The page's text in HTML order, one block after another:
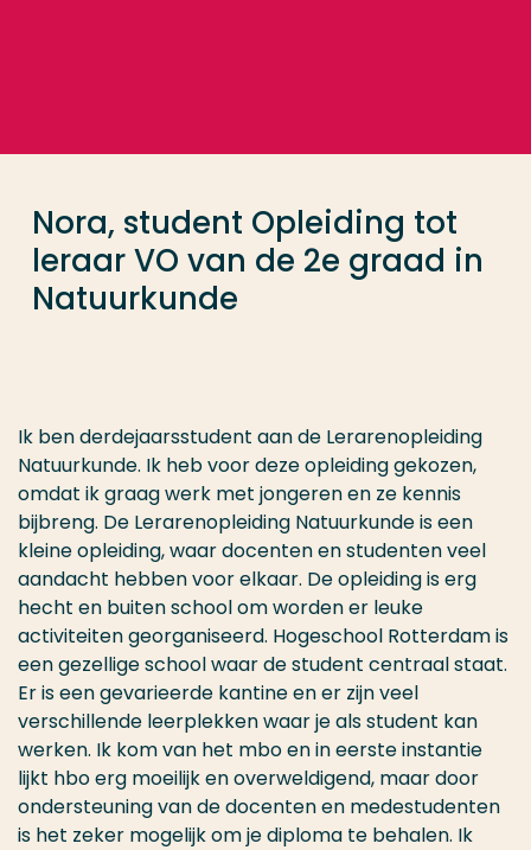
Nora, student Opleiding tot
leraar VO van de 2e graad in
Natuurkunde
Ik ben derdejaarsstudent aan de Lerarenopleiding
Natuurkunde. Ik heb voor deze opleiding gekozen,
omdat ik graag werk met jongeren en ze kennis
bijbreng. De Lerarenopleiding Natuurkunde is een
kleine opleiding, waar docenten en studenten veel
aandacht hebben voor elkaar. De opleiding is erg
hecht en buiten school om worden er leuke
activiteiten georganiseerd. Hogeschool Rotterdam is
een gezellige school waar de student centraal staat.
Er is een gevarieerde kantine en er zijn veel
verschillende leerplekken waar je als student kan
werken. Ik kom van het mbo en in eerste instantie
lijkt hbo erg moeilijk en overweldigend, maar door
ondersteuning van de docenten en medestudenten
is het zeker mogelijk om je diploma te behalen. Ik
Contact